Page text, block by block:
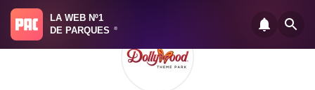
LA WEB Nº1
DE PARQUES
®